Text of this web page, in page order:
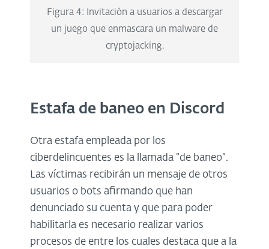
Figura 4: Invitación a usuarios a descargar
un juego que enmascara un malware de
cryptojacking.
Estafa de baneo en Discord
Otra estafa empleada por los
ciberdelincuentes es la llamada “de baneo”.
Las víctimas recibirán un mensaje de otros
usuarios o bots afirmando que han
denunciado su cuenta y que para poder
habilitarla es necesario realizar varios
procesos de entre los cuales destaca que a la